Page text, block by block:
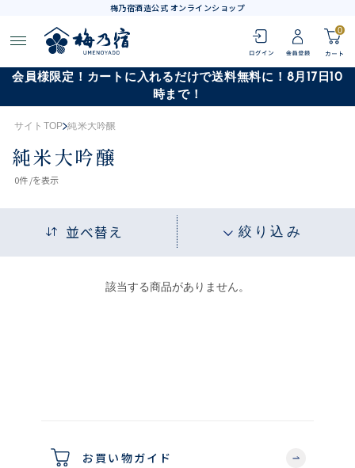
梅乃宿酒造公式 オンラインショップ
0
会員様限定！カートに入れるだけで送料無料に！8月17日10
時まで！
サイトTOP 純米大吟醸
純米大吟醸
0件 /を表示
並べ替え 絞り込み
該当する商品がありません。
お買い物ガイド